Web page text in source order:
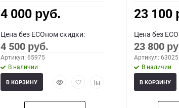
4 000 руб.
Цена без ECOном скидки:
4 500 руб.
Артикул: 65975
В наличии
БыстрыйДобавить
избранное
Добавить
В КОРЗИНУ
23 100
Цена без
23 800
Артикул: 63025
В наличии
В КОРЗИНУ